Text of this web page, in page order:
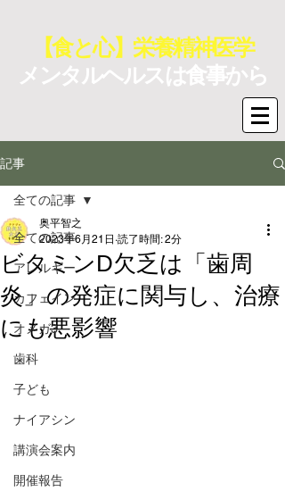
【食と心】栄養精神医学
メンタルヘルスは食事から
記事
全ての記事
アレルギー
カフェイン
オメガ3
歯科
子ども
ナイアシン
講演会案内
開催報告
全ての記事
ビタミンD欠乏は「歯周
炎」の発症に関与し、治療
にも悪影響
奥平智之
2023年6月21日 読了時間: 2分